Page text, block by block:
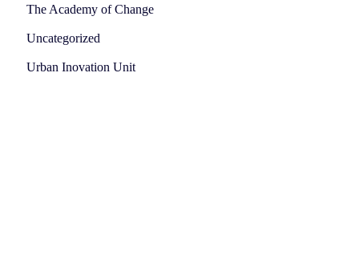
The Academy of Change
Uncategorized
Urban Inovation Unit